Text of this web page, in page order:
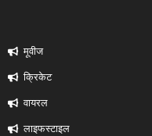
मूवीज
क्रिकेट
वायरल
लाइफस्टाइल